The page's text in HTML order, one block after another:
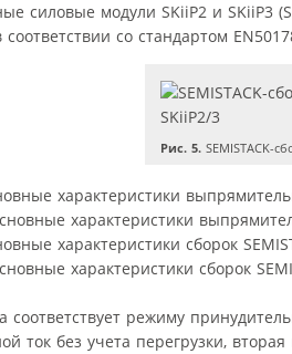
силовые модули SKiiP2 и SKiiP3
соответствии со стандартом
Рис. 5.SEMISTACK-
характеристики
характеристики сборок
соответствует режиму
ток без учета перегрузки,